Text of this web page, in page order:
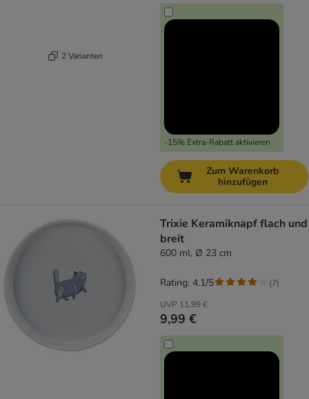
2 Varianten
-15% Extra-Rabatt aktivieren
Zum Warenkorb
hinzufügen
Trixie Keramiknapf flach und
breit
600 ml, Ø 23 cm
UVP 11,99 €
9,99 €
Rating: 4.1/5 (7)